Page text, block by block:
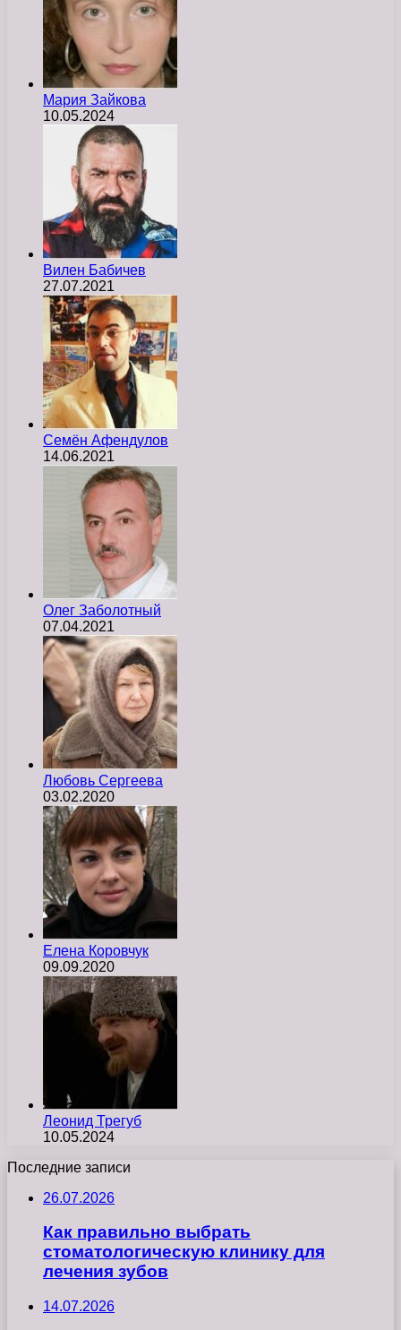
Мария Зайкова
10.05.2024
Вилен Бабичев
27.07.2021
Семён Афендулов
14.06.2021
Олег Заболотный
07.04.2021
Любовь Сергеева
03.02.2020
Елена Коровчук
09.09.2020
Леонид Трегуб
10.05.2024
Последние записи
26.07.2026
Как правильно выбрать
стоматологическую клинику для
лечения зубов
14.07.2026